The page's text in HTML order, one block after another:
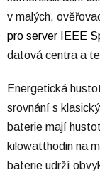
v malých,
pro server IEEE
datová centra a
Energetická
srovnání s
baterie mají
kilowatthodin na
baterie udrží